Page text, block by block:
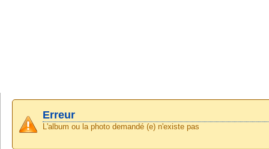
Erreur
L'album ou la photo demandé (e) n'existe pas